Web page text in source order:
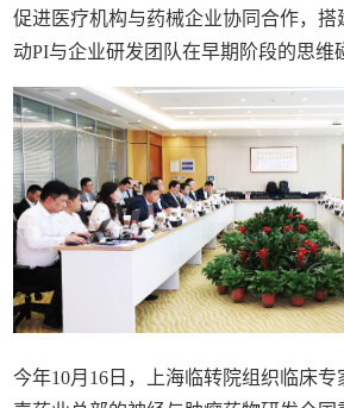
促进医疗机构与药械企业协同合作，搭
动PI与企业研发团队在早期阶段的思维
今年10月16日，上海临转院组织临床